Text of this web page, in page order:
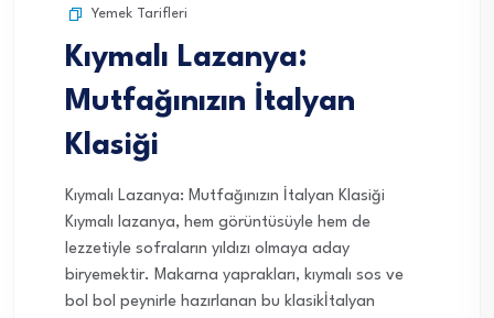
Yemek Tarifleri
Kıymalı Lazanya:
Mutfağınızın İtalyan
Klasiği
Kıymalı Lazanya: Mutfağınızın İtalyan Klasiği
Kıymalı lazanya, hem görüntüsüyle hem de
lezzetiyle sofraların yıldızı olmaya aday
biryemektir. Makarna yaprakları, kıymalı sos ve
bol bol peynirle hazırlanan bu klasikİtalyan